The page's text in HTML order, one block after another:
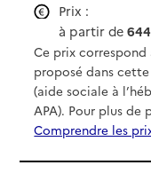
Prix :
à partir de
Ce prix
proposé dans
(aide sociale à
APA). Pour plus de
Comprendre les